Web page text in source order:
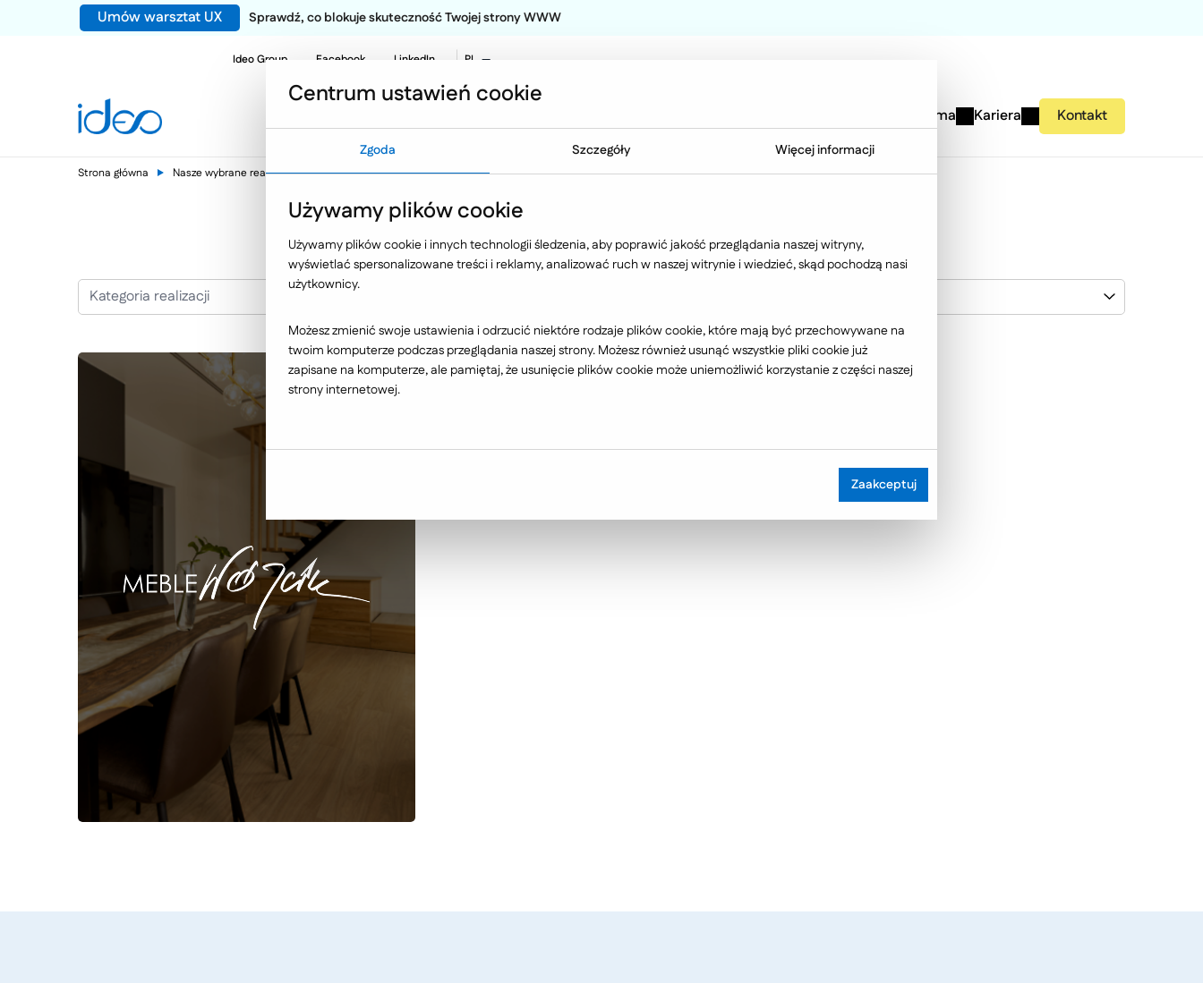
Umów warsztat UX Sprawdź, co blokuje skuteczność Twojej strony WWW
Ideo Group Facebook LinkedIn
PL
EN
NO
Firma Kariera Kontakt
Strona główna Nasze wybrane realizacje Meble Wójcik
Kategoria realizacji
Centrum ustawień cookie
Zgoda Szczegóły Więcej informacji
Używamy plików cookie
Używamy plików cookie i innych technologii śledzenia, aby poprawić jakość przeglądania naszej witryny,
wyświetlać spersonalizowane treści i reklamy, analizować ruch w naszej witrynie i wiedzieć, skąd pochodzą nasi
użytkownicy.
Możesz zmienić swoje ustawienia i odrzucić niektóre rodzaje plików cookie, które mają być przechowywane na
twoim komputerze podczas przeglądania naszej strony. Możesz również usunąć wszystkie pliki cookie już
zapisane na komputerze, ale pamiętaj, że usunięcie plików cookie może uniemożliwić korzystanie z części naszej
strony internetowej.
Zaakceptuj